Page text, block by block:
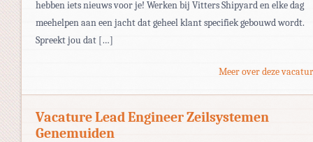
hebben iets nieuws voor je! Werken bij Vitters Shipyard en elke dag
meehelpen aan een jacht dat geheel klant specifiek gebouwd wordt.
Spreekt jou dat […]
Meer over deze
Vacature Lead Engineer Zeilsystemen
Genemuiden